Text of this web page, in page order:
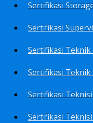
Sertifikasi
Sertifikasi
Sertifikasi Teknik
Sertifikasi Teknik
Sertifikasi Teknisi